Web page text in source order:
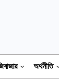
অর্থনীতি